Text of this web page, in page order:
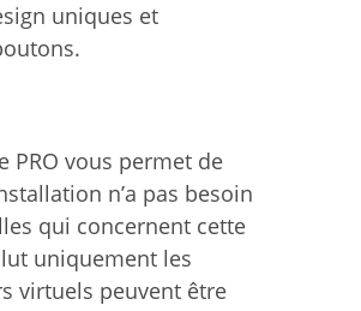
uniques et
PRO vous permet de
n’a pas besoin
qui concernent cette
uniquement les
virtuels peuvent être